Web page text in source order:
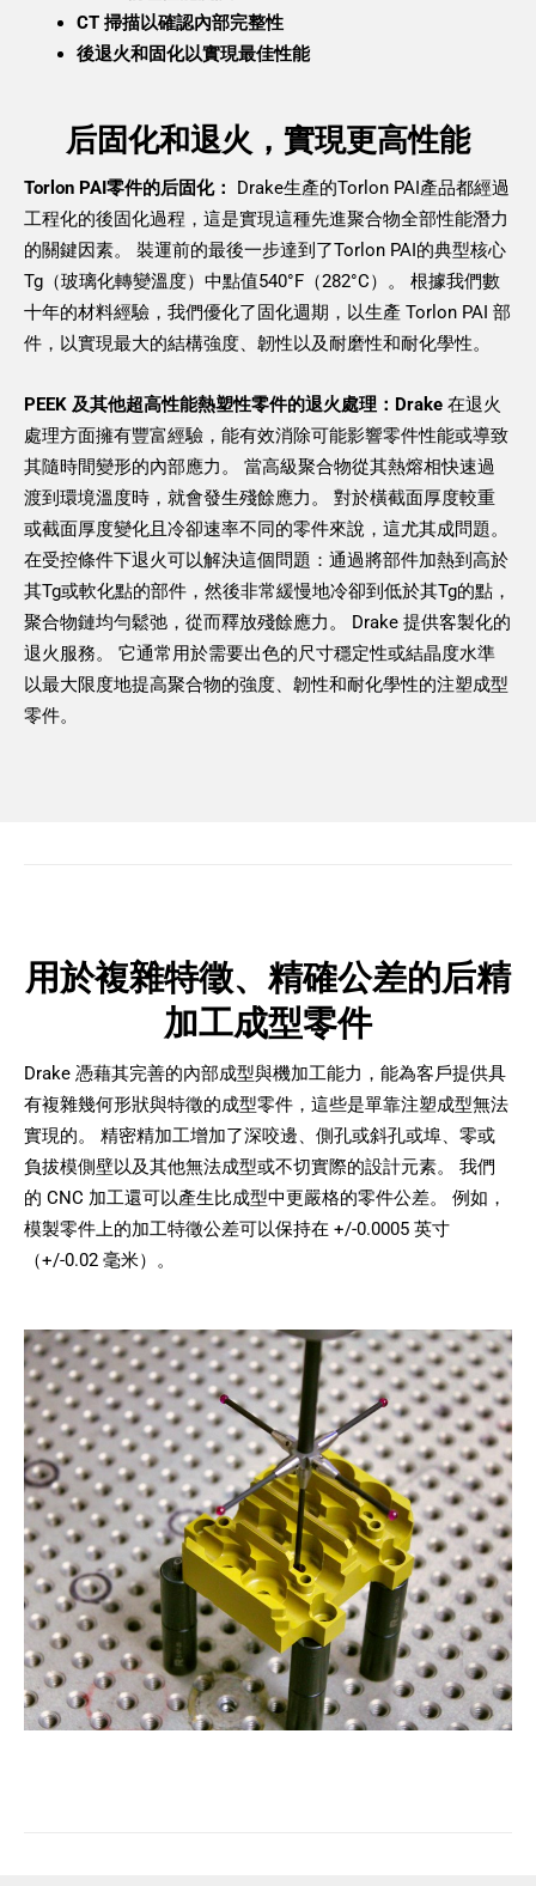
CT 掃描以確認內部完整性
後退火和固化以實現最佳性能
后固化和退火，實現更高性能
Torlon PAI零件的后固化：
Drake生產的Torlon PAI產品都經過
工程化的後固化過程，這是實現這種先進聚合物全部性能潛力
的關鍵因素。 裝運前的最後一步達到了Torlon PAI的典型核心
Tg（玻璃化轉變溫度）中點值540°F（282°C）。 根據我們數
十年的材料經驗，我們優化了固化週期，以生產 Torlon PAI 部
件，以實現最大的結構強度、韌性以及耐磨性和耐化學性。
PEEK 及其他超高性能熱塑性零件的退火處理：Drake 在退火
處理方面擁有豐富經驗，能有效消除可能影響零件性能或導致
其隨時間變形的內部應力。 當高級聚合物從其熱熔相快速過
渡到環境溫度時，就會發生殘餘應力。 對於橫截面厚度較重
或截面厚度變化且冷卻速率不同的零件來說，這尤其成問題。
在受控條件下退火可以解決這個問題：通過將部件加熱到高於
其Tg或軟化點的部件，然後非常緩慢地冷卻到低於其Tg的點，
聚合物鏈均勻鬆弛，從而釋放殘餘應力。 Drake 提供客製化的
退火服務。 它通常用於需要出色的尺寸穩定性或結晶度水準
以最大限度地提高聚合物的強度、韌性和耐化學性的注塑成型
零件。
用於複雜特徵、精確公差的后精
加工成型零件
Drake 憑藉其完善的內部成型與機加工能力，能為客戶提供具
有複雜幾何形狀與特徵的成型零件，這些是單靠注塑成型無法
實現的。 精密精加工增加了深咬邊、側孔或斜孔或埠、零或
負拔模側壁以及其他無法成型或不切實際的設計元素。 我們
的 CNC 加工還可以產生比成型中更嚴格的零件公差。 例如，
模製零件上的加工特徵公差可以保持在 +/-0.0005 英寸
（+/-0.02 毫米）。